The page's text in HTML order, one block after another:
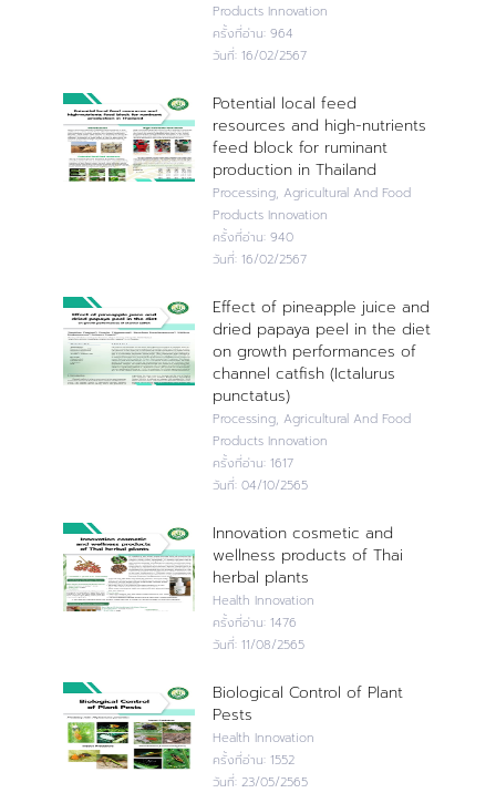
Products Innovation
ครั้งที่อ่าน: 964
วันที่: 16/02/2567
Potential local feed
resources and high-nutrients
feed block for ruminant
production in Thailand
Processing, Agricultural And Food
Products Innovation
ครั้งที่อ่าน: 940
วันที่: 16/02/2567
Effect of pineapple juice and
dried papaya peel in the diet
on growth performances of
channel catfish (Ictalurus
punctatus)
Processing, Agricultural And Food
Products Innovation
ครั้งที่อ่าน: 1617
วันที่: 04/10/2565
Innovation cosmetic and
wellness products of Thai
herbal plants
Health Innovation
ครั้งที่อ่าน: 1476
วันที่: 11/08/2565
Biological Control of Plant
Pests
Health Innovation
ครั้งที่อ่าน: 1552
วันที่: 23/05/2565